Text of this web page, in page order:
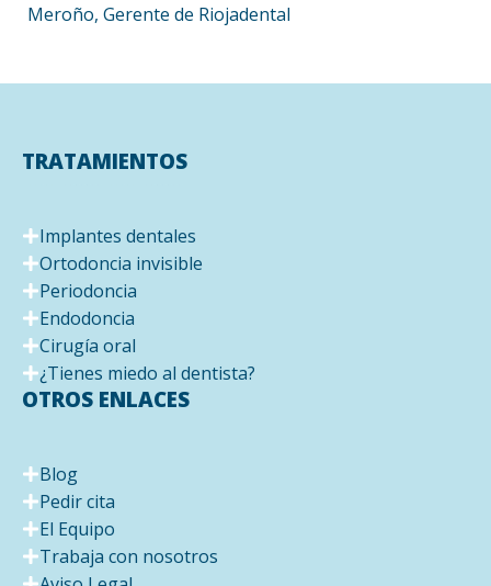
Meroño, Gerente de Riojadental
TRATAMIENTOS
Implantes dentales
Ortodoncia invisible
Periodoncia
Endodoncia
Cirugía oral
¿Tienes miedo al dentista?
OTROS ENLACES
Blog
Pedir cita
El Equipo
Trabaja con nosotros